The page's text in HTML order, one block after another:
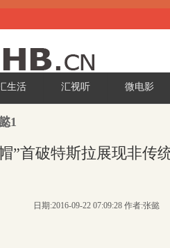
生活 汇视听 微电影
1
”首破特斯拉展现非传
日期:2016-09-22 07:09:28 作者:张懿